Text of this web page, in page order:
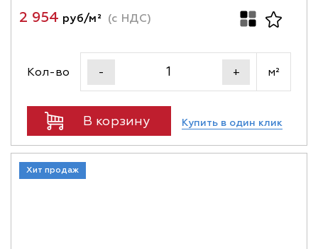
2 954 руб/м² (с НДС)
Кол-во - + м²
В корзину Купить в один клик
Хит продаж